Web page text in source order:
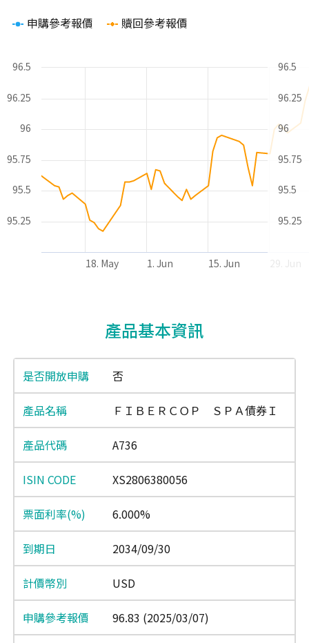
Line chart with 2 lines.
The chart has 2 Y axes displaying values and values.
申購參考報價 贖回參考報價
95.25
95.5
95.75
96
96.25
96.5
95.25
95.5
95.75
96
96.25
96.5
18. May 1. Jun 15. Jun
產品基本資訊
否
ＦＩＢＥＲＣＯＰ ＳＰＡ債券Ｉ
A736
XS2806380056
6.000%
2034/09/30
USD
96.83 (2025/03/07)